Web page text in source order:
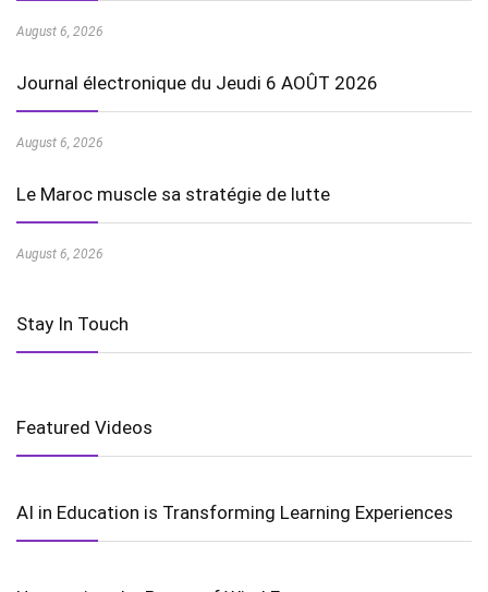
August 6, 2026
Journal électronique du Jeudi 6 AOÛT 2026
August 6, 2026
Le Maroc muscle sa stratégie de lutte
August 6, 2026
Stay In Touch
Featured Videos
AI in Education is Transforming Learning Experiences